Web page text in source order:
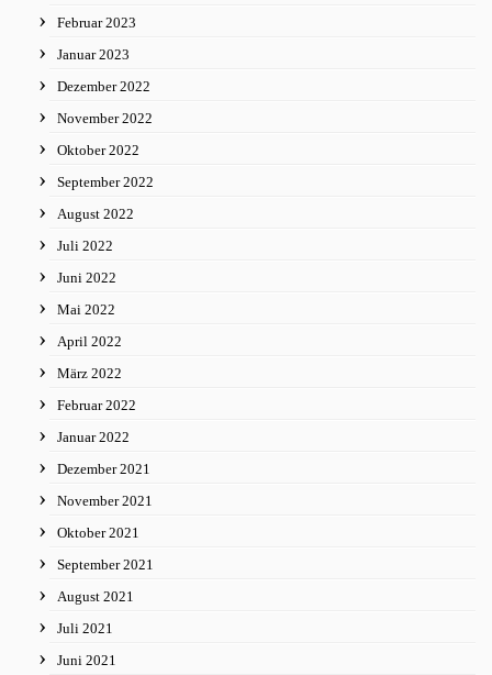
Februar 2023
Januar 2023
Dezember 2022
November 2022
Oktober 2022
September 2022
August 2022
Juli 2022
Juni 2022
Mai 2022
April 2022
März 2022
Februar 2022
Januar 2022
Dezember 2021
November 2021
Oktober 2021
September 2021
August 2021
Juli 2021
Juni 2021